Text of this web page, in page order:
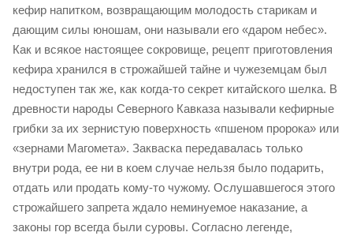
кефир напитком, возвращающим молодость старикам и
дающим силы юношам, они называли его «даром небес».
Как и всякое настоящее сокровище, рецепт приготовления
кефира хранился в строжайшей тайне и чужеземцам был
недоступен так же, как когда-то секрет китайского шелка. В
древности народы Северного Кавказа называли кефирные
грибки за их зернистую поверхность «пшеном пророка» или
«зернами Магомета». Закваска передавалась только
внутри рода, ее ни в коем случае нельзя было подарить,
отдать или продать кому-то чужому. Ослушавшегося этого
строжайшего запрета ждало неминуемое наказание, а
законы гор всегда были суровы. Согласно легенде,